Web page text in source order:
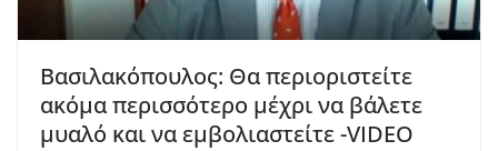
Βασιλακόπουλος: Θα περιοριστείτε
ακόμα περισσότερο μέχρι να βάλετε
μυαλό και να εμβολιαστείτε -VIDEO